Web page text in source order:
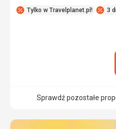
Tylko w Travelplanet.pl! 3
Sprawdź pozostałe